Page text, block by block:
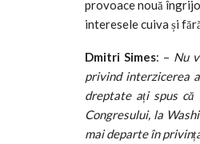
provoace nouă
interesele cuiva și
Dmitri Simes: – Nu
privind interzicerea
dreptate ați spus
Congresului, la
mai departe în